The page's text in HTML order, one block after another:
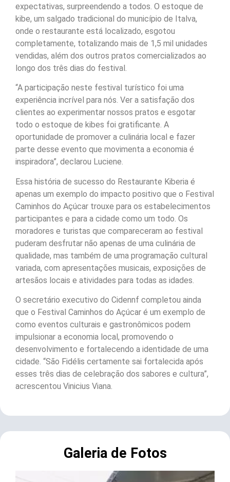
expectativas, surpreendendo a todos. O estoque de
kibe, um salgado tradicional do município de Italva,
onde o restaurante está localizado, esgotou
completamente, totalizando mais de 1,5 mil unidades
vendidas, além dos outros pratos comercializados ao
longo dos três dias do festival.
“A participação neste festival turístico foi uma
experiência incrível para nós. Ver a satisfação dos
clientes ao experimentar nossos pratos e esgotar
todo o estoque de kibes foi gratificante. A
oportunidade de promover a culinária local e fazer
parte desse evento que movimenta a economia é
inspiradora”, declarou Luciene.
Essa história de sucesso do Restaurante Kiberia é
apenas um exemplo do impacto positivo que o Festival
Caminhos do Açúcar trouxe para os estabelecimentos
participantes e para a cidade como um todo. Os
moradores e turistas que compareceram ao festival
puderam desfrutar não apenas de uma culinária de
qualidade, mas também de uma programação cultural
variada, com apresentações musicais, exposições de
artesãos locais e atividades para todas as idades.
O secretário executivo do Cidennf completou ainda
que o Festival Caminhos do Açúcar é um exemplo de
como eventos culturais e gastronômicos podem
impulsionar a economia local, promovendo o
desenvolvimento e fortalecendo a identidade de uma
cidade. “São Fidélis certamente sai fortalecida após
esses três dias de celebração dos sabores e cultura”,
acrescentou Vinicius Viana.
Galeria de Fotos